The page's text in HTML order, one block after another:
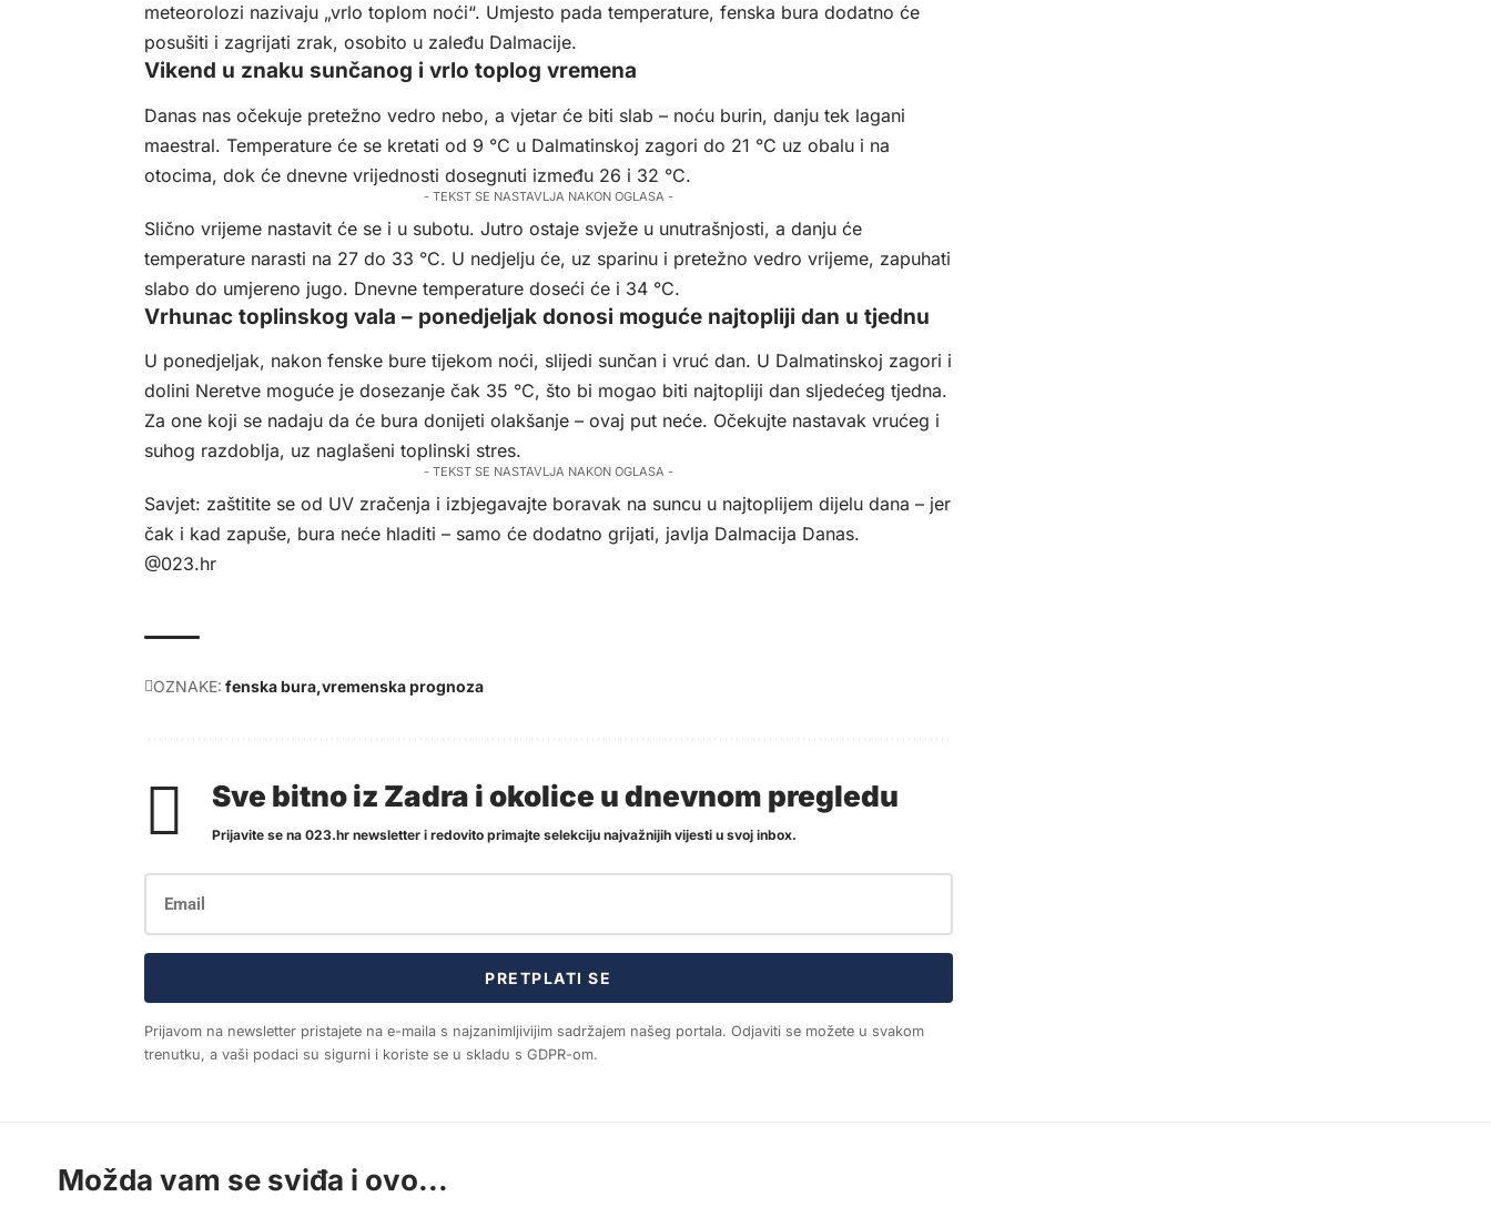
meteorolozi nazivaju „vrlo toplom noći“. Umjesto pada temperature, fenska bura dodatno će
posušiti i zagrijati zrak, osobito u zaleđu Dalmacije.
Vikend u znaku sunčanog i vrlo toplog vremena
Danas nas očekuje pretežno vedro nebo, a vjetar će biti slab – noću burin, danju tek lagani
maestral. Temperature će se kretati od 9 °C u Dalmatinskoj zagori do 21 °C uz obalu i na
otocima, dok će dnevne vrijednosti dosegnuti između 26 i 32 °C.
- TEKST SE NASTAVLJA NAKON OGLASA -
Slično vrijeme nastavit će se i u subotu. Jutro ostaje svježe u unutrašnjosti, a danju će
temperature narasti na 27 do 33 °C. U nedjelju će, uz sparinu i pretežno vedro vrijeme, zapuhati
slabo do umjereno jugo. Dnevne temperature doseći će i 34 °C.
Vrhunac toplinskog vala – ponedjeljak donosi moguće najtopliji dan u tjednu
U ponedjeljak, nakon fenske bure tijekom noći, slijedi sunčan i vruć dan. U Dalmatinskoj zagori i
dolini Neretve moguće je dosezanje čak 35 °C, što bi mogao biti najtopliji dan sljedećeg tjedna.
Za one koji se nadaju da će bura donijeti olakšanje – ovaj put neće. Očekujte nastavak vrućeg i
suhog razdoblja, uz naglašeni toplinski stres.
- TEKST SE NASTAVLJA NAKON OGLASA -
Savjet: zaštitite se od UV zračenja i izbjegavajte boravak na suncu u najtoplijem dijelu dana – jer
čak i kad zapuše, bura neće hladiti – samo će dodatno grijati, javlja Dalmacija Danas.
@023.hr
OZNAKE: fenska bura vremenska prognoza
Sve bitno iz Zadra i okolice u dnevnom pregledu
Prijavite se na 023.hr newsletter i redovito primajte selekciju najvažnijih vijesti u svoj inbox.
PRETPLATI SE
Prijavom na newsletter pristajete na e-maila s najzanimljivijim sadržajem našeg portala. Odjaviti se možete u svakom
trenutku, a vaši podaci su sigurni i koriste se u skladu s GDPR-om.
Možda vam se sviđa i ovo...